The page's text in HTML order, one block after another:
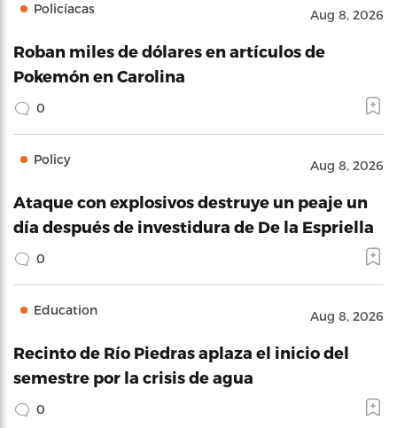
Policíacas Aug 8, 2026
Roban miles de dólares en artículos de
Pokemón en Carolina
0
Policy Aug 8, 2026
Ataque con explosivos destruye un peaje un
día después de investidura de De la Espriella
0
Education Aug 8, 2026
Recinto de Río Piedras aplaza el inicio del
semestre por la crisis de agua
0